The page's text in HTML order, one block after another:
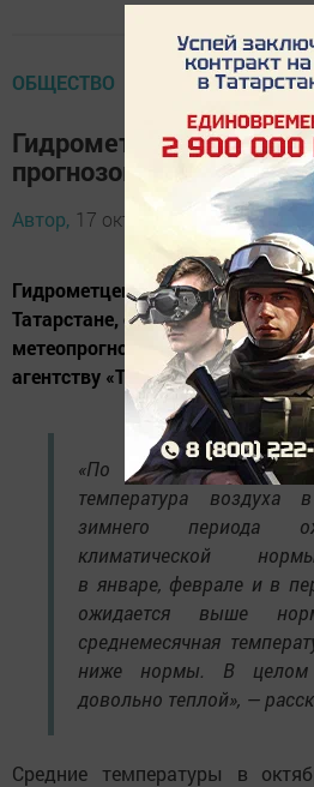
ОБЩЕСТВО
Гидрометцентр
прогнозом на
Автор, 17 октября 2025 - 13:09
Гидрометцентр России
Татарстане, сообщила
метеопрогнозов
агентству «Татар-информ».
«По прогнозу
температура воздуха
зимнего периода
климатической
в январе, феврале и в
ожидается выше
среднемесячная
ниже нормы. В целом
довольно теплой», —
Средние температуры в